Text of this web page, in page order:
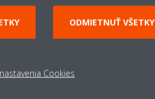
interiéru
ODMIETNUŤ VŠETKY
Cookies